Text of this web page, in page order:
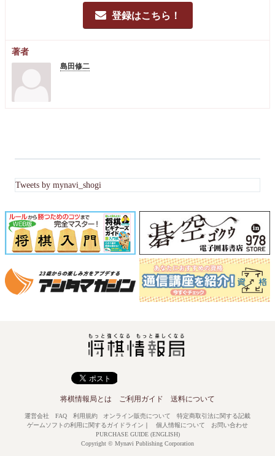
登録はこちら！
著者
島田修二
Tweets by mynavi_shogi
将棋情報局とは ご利用ガイド 送料について
運営会社 FAQ 利用規約 オンライン販売について
特定商取引法に関する記載
ゲームソフトの利用に関するガイドライン ｜ 個人情報について
お問い合わせ
PURCHASE GUIDE (ENGLISH)
Copyright © Mynavi Publishing Corporation